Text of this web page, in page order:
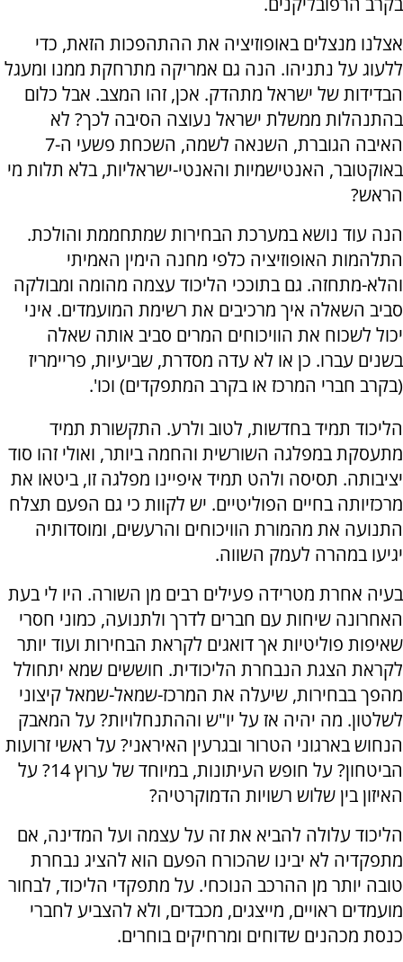
אצלנו מנצלים באופוזיציה את ההתהפכות הזאת, כדי
ללעוג על נתניהו. הנה גם אמריקה מתרחקת ממנו ומעגל
הבדידות של ישראל מתהדק. אכן, זהו המצב. אבל כלום
בהתנהלות ממשלת ישראל נעוצה הסיבה לכך? לא
האיבה הגוברת, השנאה לשמה, השכחת פשעי ה-7
באוקטובר, האנטישמיות והאנטי-ישראליות, בלא תלות מי
הראש?
הנה עוד נושא במערכת הבחירות שמתחממת והולכת.
התלהמות האופוזיציה כלפי מחנה הימין האמיתי
והלא-מתחזה. גם בתוככי הליכוד עצמה מהומה ומבולקה
סביב השאלה איך מרכיבים את רשימת המועמדים. איני
יכול לשכוח את הוויכוחים המרים סביב אותה שאלה
בשנים עברו. כן או לא עדה מסדרת, שביעיות, פריימריז
(בקרב חברי המרכז או בקרב המתפקדים) וכו'.
הליכוד תמיד בחדשות, לטוב ולרע. התקשורת תמיד
מתעסקת במפלגה השורשית והחמה ביותר, ואולי זהו סוד
יציבותה. תסיסה ולהט תמיד איפיינו מפלגה זו, ביטאו את
מרכזיותה בחיים הפוליטיים. יש לקוות כי גם הפעם תצלח
התנועה את מהמורת הוויכוחים והרעשים, ומוסדותיה
יגיעו במהרה לעמק השווה.
בעיה אחרת מטרידה פעילים רבים מן השורה. היו לי בעת
האחרונה שיחות עם חברים לדרך ולתנועה, כמוני חסרי
שאיפות פוליטיות אך דואגים לקראת הבחירות ועוד יותר
לקראת הצגת הנבחרת הליכודית. חוששים שמא יתחולל
מהפך בבחירות, שיעלה את המרכז-שמאל-שמאל קיצוני
לשלטון. מה יהיה אז על יו"ש וההתנחלויות? על המאבק
הנחוש בארגוני הטרור ובגרעין האיראני? על ראשי זרועות
הביטחון? על חופש העיתונות, במיוחד של ערוץ 14? על
האיזון בין שלוש רשויות הדמוקרטיה?
הליכוד עלולה להביא את זה על עצמה ועל המדינה, אם
מתפקדיה לא יבינו שהכורח הפעם הוא להציג נבחרת
טובה יותר מן ההרכב הנוכחי. על מתפקדי הליכוד, לבחור
מועמדים ראויים, מייצגים, מכבדים, ולא להצביע לחברי
כנסת מכהנים שדוחים ומרחיקים בוחרים.